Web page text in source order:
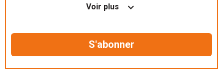
Nos articles en illimité sur ordinateur, tablette et
Le magazine TelQuel en numérique avant la sortie
Des informations confidentielles résérvées aux
Voir plus